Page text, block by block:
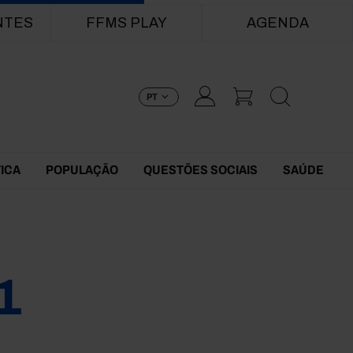
FFMS PLAY AGENDA
PT
POPULAÇÃO QUESTÕES SOCIAIS SAÚDE